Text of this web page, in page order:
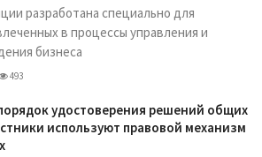
разработана специально для
в процессы управления и
бизнеса
493
удостоверения решений общих
используют правовой механизм